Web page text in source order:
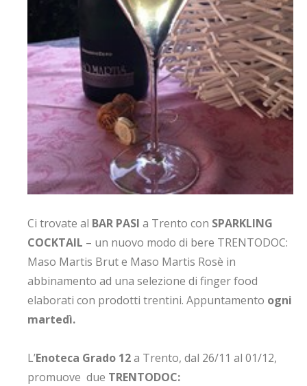
Ci trovate al BAR PASI a Trento con SPARKLING
COCKTAIL – un nuovo modo di bere TRENTODOC:
Maso Martis Brut e Maso Martis Rosè in
abbinamento ad una selezione di finger food
elaborati con prodotti trentini. Appuntamento ogni
martedì.
L’Enoteca Grado 12a Trento, dal 26/11 al 01/12,
promuove due TRENTODOC: